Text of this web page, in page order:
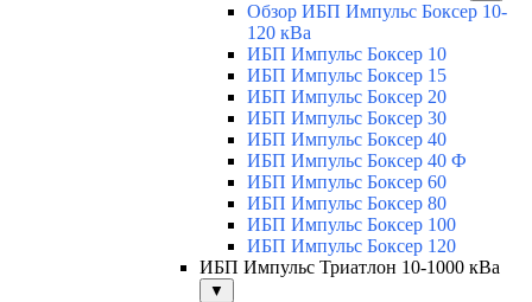
Обзор ИБП Импульс Боксер 10-
120 кВа
ИБП Импульс Боксер 10
ИБП Импульс Боксер 15
ИБП Импульс Боксер 20
ИБП Импульс Боксер 30
ИБП Импульс Боксер 40
ИБП Импульс Боксер 40 Ф
ИБП Импульс Боксер 60
ИБП Импульс Боксер 80
ИБП Импульс Боксер 100
ИБП Импульс Боксер 120
ИБП Импульс Триатлон 10-1000 кВа
▼